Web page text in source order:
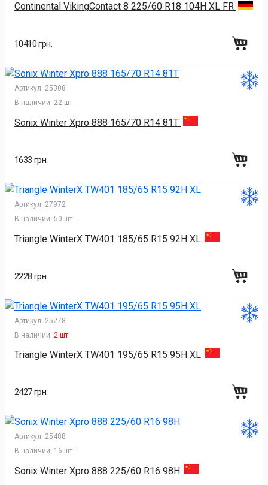
Continental VikingContact 8 225/60 R18 104H XL FR
10410 грн.
Артикул: 25308
В наличии: 22 шт
Sonix Winter Xpro 888 165/70 R14 81T
1633 грн.
Артикул: 27972
В наличии: 50 шт
Triangle WinterX TW401 185/65 R15 92H XL
2228 грн.
Артикул: 25278
В наличии: 2 шт
Triangle WinterX TW401 195/65 R15 95H XL
2427 грн.
Артикул: 25488
В наличии: 16 шт
Sonix Winter Xpro 888 225/60 R16 98H